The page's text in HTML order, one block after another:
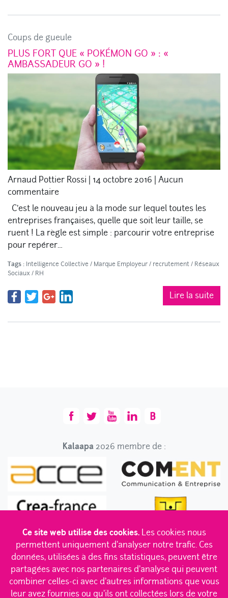
Coups de gueule
PLUS FORT QUE « POKÉMON GO » : «
AMBASSADEUR GO » !
Arnaud Pottier Rossi 14 octobre 2016
Aucun
commentaire
C’est le nouveau jeu à la mode sur lequel toutes les
entreprises françaises, quelle que soit leur taille, se
ruent ! La règle est simple : parcourir votre entreprise
pour repérer…
Tags : Intelligence Collective / Marque Employeur/ recrutement/ Réseaux
Sociaux/ RH
Lire la suite
Kalaapa2026 membre de :
Des convictions en béton | Des K dans l’équipe |
Ce site web utilise des cookies.Les cookies nous
permettent uniquement d'analyser notre trafic. Ces
données, utilisées à des fins statistiques, peuvent être
partagées avec nos partenaires d'analyse qui peuvent
combiner celles-ci avec d'autres informations que vous
leur avez fournies ou qu'ils ont collectées lors de votre